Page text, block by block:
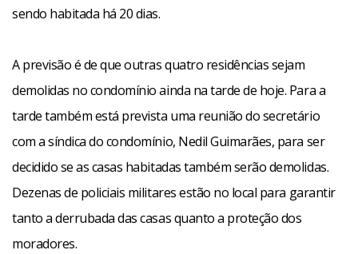
sendo habitada há 20 dias.
A previsão é de que outras quatro residências sejam
demolidas no condomínio ainda na tarde de hoje. Para a
tarde também está prevista uma reunião do secretário
com a síndica do condomínio, Nedil Guimarães, para ser
decidido se as casas habitadas também serão demolidas.
Dezenas de policiais militares estão no local para garantir
tanto a derrubada das casas quanto a proteção dos
moradores.